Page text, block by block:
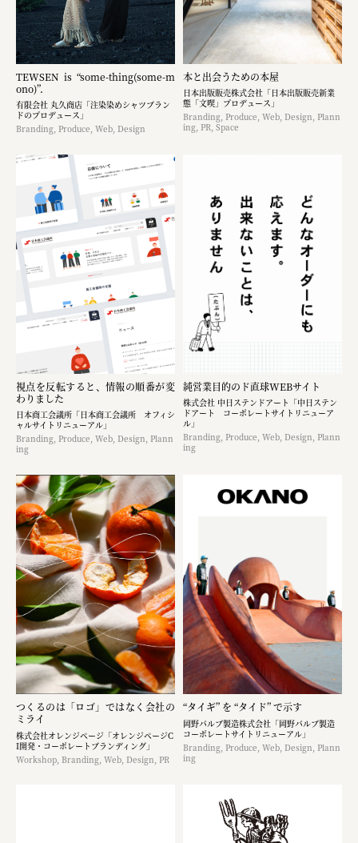
TEWSEN is “some-thing(some-m
ono)”.
有限会社 丸久商店「注染染めシャツブラン
ドのプロデュース」
Branding, Produce, Web, Design
本と出会うための本屋
日本出版販売株式会社「日本出版販売新業
態「文喫」プロデュース」
Branding, Produce, Web, Design, Plann
ing, PR, Space
視点を反転すると、情報の順番が変
わりました
日本商工会議所「日本商工会議所 オフィシ
ャルサイトリニューアル」
Branding, Produce, Web, Design, Plann
ing
純営業目的のド直球WEBサイト
株式会社 中日ステンドアート「中日ステン
ドアート コーポレートサイトリニューア
ル」
Branding, Produce, Web, Design, Plann
ing
つくるのは「ロゴ」ではなく​会社の
ミライ
株式会社オレンジページ​「オレンジページC
I開発・コーポレートブランディング​」
Workshop, Branding, Web, Design, PR
“タイギ” を “タイド” で示す
岡野バルブ製造株式会社「岡野バルブ製造
コーポレートサイトリニューアル」
Branding, Produce, Web, Design, Plann
ing